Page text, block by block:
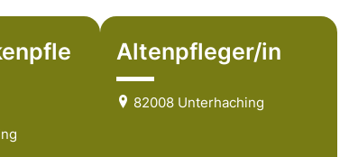
Altenpfleger/in
82008 Unterhaching